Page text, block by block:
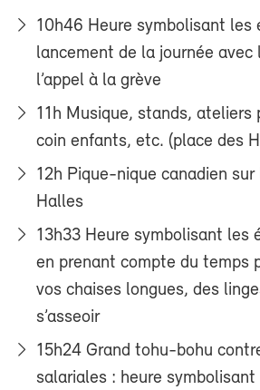
10h46 Heure symbolisant les
lancement de la journée avec
l’appel à la grève
11h Musique, stands, ateliers
coin enfants, etc. (place des
12h Pique-nique canadien
Halles
13h33 Heure symbolisant les
en prenant compte du temps
vos chaises longues, des
s’asseoir
15h24 Grand tohu-bohu
salariales : heure